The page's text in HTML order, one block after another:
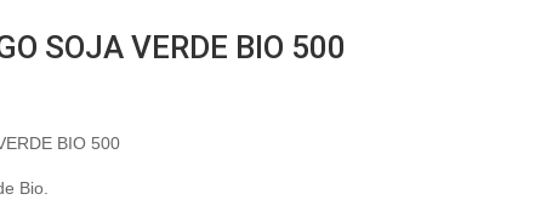
SOJA VERDE BIO 500
BIO 500
Bio.